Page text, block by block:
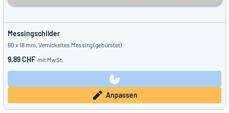
Messingschilder
60 x 18 mm, Vernickeltes Messing (gebürstet)
9.89 CHF mit MwSt.
Anpassen